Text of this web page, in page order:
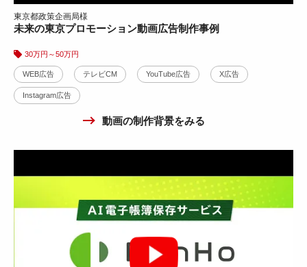
東京都政策企画局様
未来の東京プロモーション動画広告制作事例
30万円～50万円
WEB広告 テレビCM YouTube広告 X広告
Instagram広告
動画の制作背景をみる
10万円～30万円
WEB広告 YouTube広告 X広告 Instagram広告
株式会社ツナググループ・イノベーションズ様
①求人サービス動画広告・オリジナルソング制作 ver1
WEB広告 テレビCM
楽曲制作 YouTube広告 X広告 Instagram広告
動画の制作背景をみる